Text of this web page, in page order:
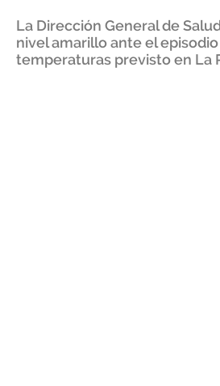
La Dirección General de
nivel amarillo ante el
temperaturas previsto en La